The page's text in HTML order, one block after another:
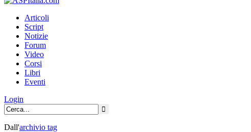
Articoli
Script
Notizie
Forum
Video
Corsi
Libri
Eventi
Login
Dall'archivio tag